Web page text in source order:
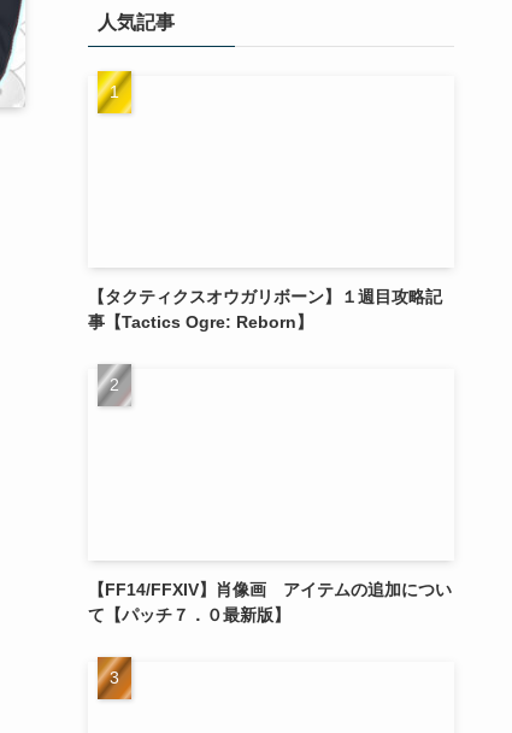
人気記事
【タクティクスオウガリボーン】１週目攻略記
事【Tactics Ogre: Reborn】
【FF14/FFXIV】肖像画 アイテムの追加につい
て【パッチ７．０最新版】